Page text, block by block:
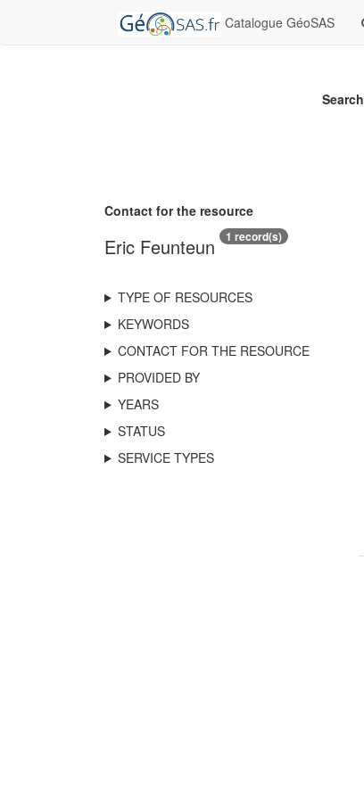
Catalogue GéoSAS
Search
Contact for the resource
Eric Feunteun 1 record(s)
TYPE OF RESOURCES
KEYWORDS
CONTACT FOR THE RESOURCE
PROVIDED BY
YEARS
STATUS
SERVICE TYPES